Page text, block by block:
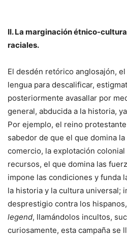
II. La marginación étnico-
raciales.
El desdén retórico anglosajón,
lengua para descalificar,
posteriormente avasallar por
general, abducida a la historia,
Por ejemplo, el reino
sabedor de que el que domina
comercio, la explotación colonial
recursos, el que domina las
impone las condiciones y funda
la historia y la cultura universal;
desprestigio contra los
legend, llamándolos incultos,
curiosamente, esta campaña se